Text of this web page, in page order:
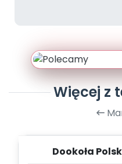
Więcej z
Dookoła